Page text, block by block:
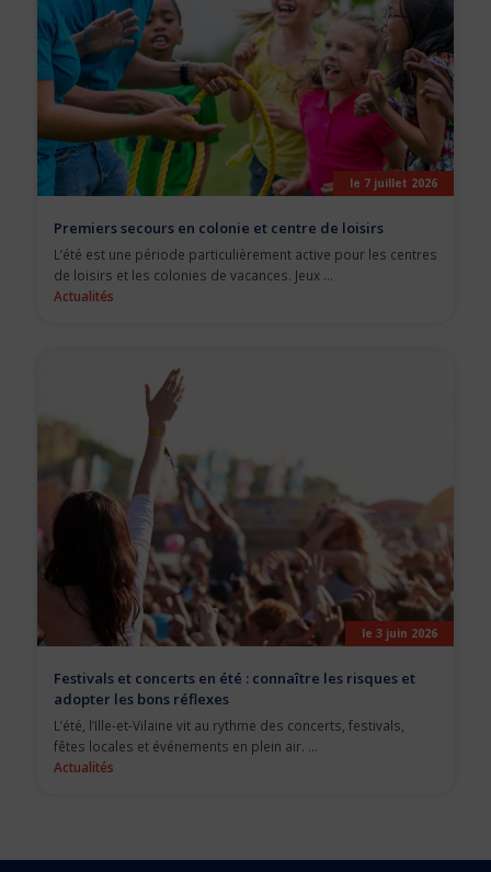
le 7 juillet 2026
Premiers secours en colonie et centre de loisirs
L’été est une période particulièrement active pour les centres
de loisirs et les colonies de vacances. Jeux ...
Actualités
le 3 juin 2026
Festivals et concerts en été : connaître les risques et
adopter les bons réflexes
L’été, l’Ille-et-Vilaine vit au rythme des concerts, festivals,
fêtes locales et événements en plein air. ...
Actualités